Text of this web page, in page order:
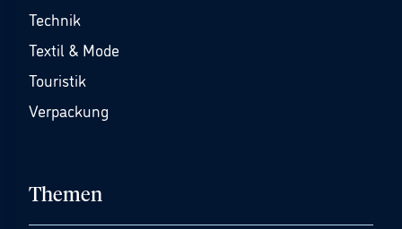
Technik
Textil & Mode
Touristik
Verpackung
Themen